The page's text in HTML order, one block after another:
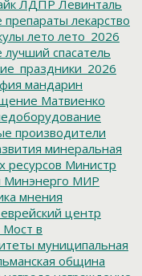
ЛДПР Левинталь
препараты лекарство
лето лето_2026
лучший спасатель
мандарин
Матвиенко
производители
минеральная
ресурсов Министр
Минэнерго МИР
мнения
центр
Мост в
муниципальная
община